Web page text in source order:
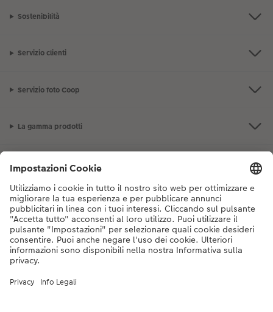
Sostenibilità
Servizio clienti
Servizio foto Coop
La gamma prodotti
I nostri consigli
Se hai domande sui prodotti o sull'ordine, non esitare a contattarci dal
lunedì alla domenica dalle 9:00 alle 20:00 (esclusi i giorni festivi) al
numero di telefono044 499 10 38 dal lunedì alla domenica, dalle 9:00 alle
20:00 (festività escluse)
DE|FR|IT